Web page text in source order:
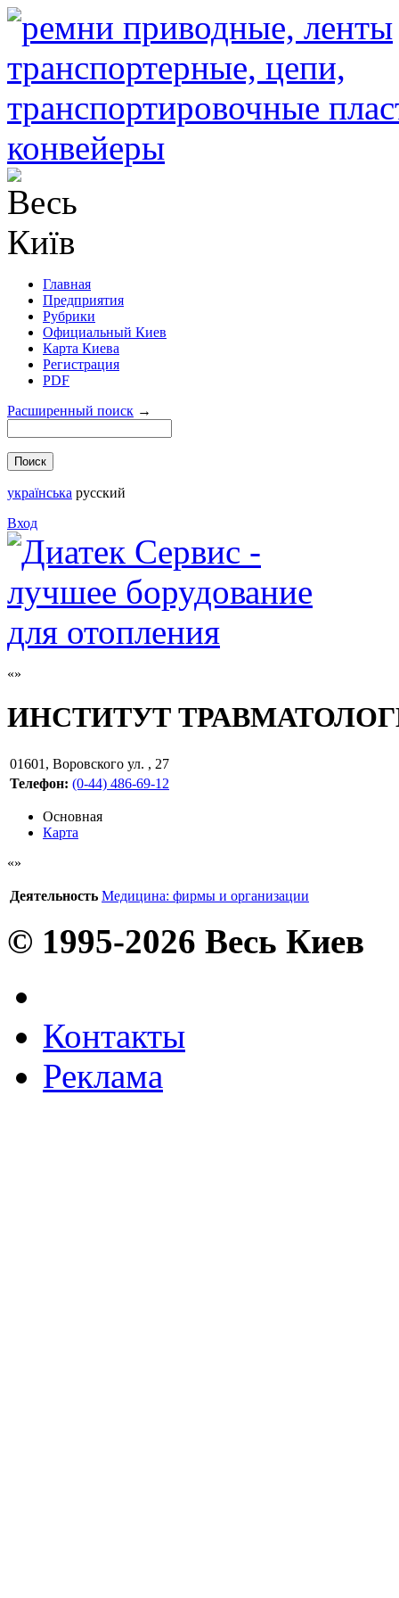
Главная
Предприятия
Рубрики
Официальный Киев
Карта Киева
Регистрация
PDF
Расширенный поиск →
українська русский
Вход
ИНСТИТУТ
01601 , Воровского ул. , 27
Телефон: (0-44) 486-69-12
Основная
Карта
Деятельность Медицина: фирмы и организации
© 1995-2026 Весь Киев
Контакты
Реклама